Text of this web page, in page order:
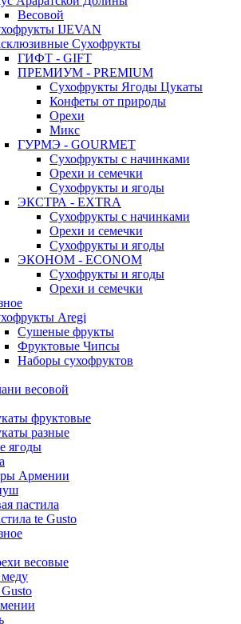
Весовой
IJEVAN
Сухофрукты
ГИФТ - GIFT
ПРЕМИУМ - PREMIUM
Сухофрукты Ягоды Цукаты
Конфеты от природы
Орехи
Микс
ГУРМЭ - GOURMET
Сухофрукты с начинками
Орехи и семечки
Сухофрукты и ягоды
ЭКСТРА - EXTRA
Сухофрукты с начинками
Орехи и семечки
Сухофрукты и ягоды
ЭКОНОМ - ECONOM
Сухофрукты и ягоды
Орехи и семечки
Aregi
Сушеные фрукты
Фруктовые Чипсы
Наборы сухофруктов
весовой
фруктовые
разные
ягоды
Армении
пастила
te Gusto
весовые